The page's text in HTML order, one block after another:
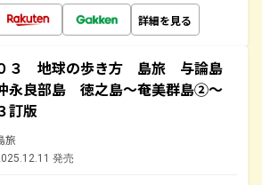
詳細を見る
３ 地球の歩き方 島旅 与論島
永良部島 徳之島～奄美群島②～
訂版
旅
発売